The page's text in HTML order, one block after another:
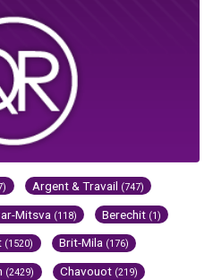
Argent & Travail (747)
Mitsva (118) Berechit (1)
(1520) Brit-Mila (176)
(2429) Chavouot (219)